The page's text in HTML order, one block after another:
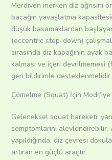
Merdiven inerken diz ağrısını
bacağın yavaşlatma
düşük basamaklardan
(eccentric step-down)
sırasında diz kapağının ayak
kalması ve içeri devrilmemesi
geri bildirimle desteklenmelidir.
Çömelme (Squat) İçin
Geleneksel squat hareketi,
semptomlarını
yapıldığında, diz çevresi
artıran en güçlü araçtır.